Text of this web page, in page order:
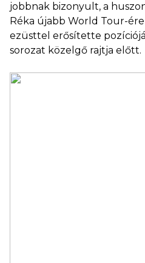
jobbnak bizonyult, a
Réka újabb World Tour-
ezüsttel erősítette
sorozat közelgő rajtja előtt.